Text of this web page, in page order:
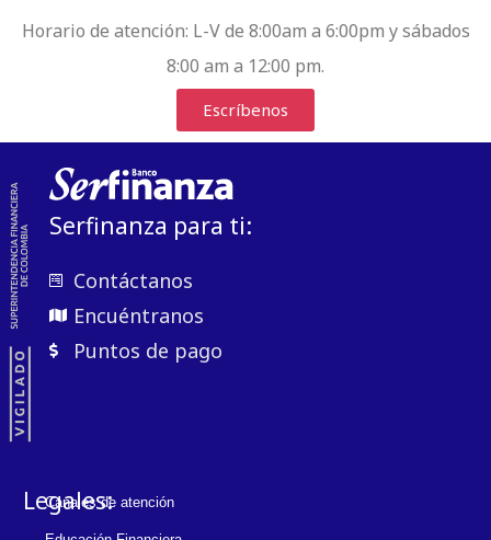
Horario de atención: L-V de 8:00am a 6:00pm y sábados
8:00 am a 12:00 pm.
Escríbenos
Serfinanza para ti:
Contáctanos
Encuéntranos
Puntos de pago
Legales:
Canales de atención